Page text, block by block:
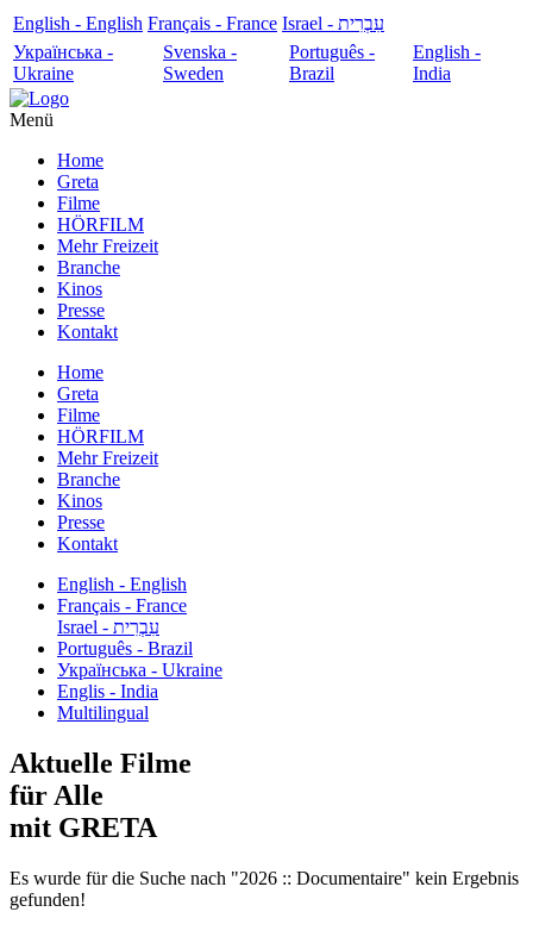
English - English Français - France
עִבְרִית - Israel
Українська -
Ukraine
Svenska -
Sweden
Português -
Brazil
English -
India
Menü
Home
Greta
Filme
HÖRFILM
Mehr Freizeit
Branche
Kinos
Presse
Kontakt
Home
Greta
Filme
HÖRFILM
Mehr Freizeit
Branche
Kinos
Presse
Kontakt
English - English
Français - France
עִבְרִית - Israel
Português - Brazil
Українська - Ukraine
Englis - India
Multilingual
Aktuelle Filme
für Alle
mit GRETA
Es wurde für die Suche nach "2026 :: Documentaire" kein Ergebnis
gefunden!